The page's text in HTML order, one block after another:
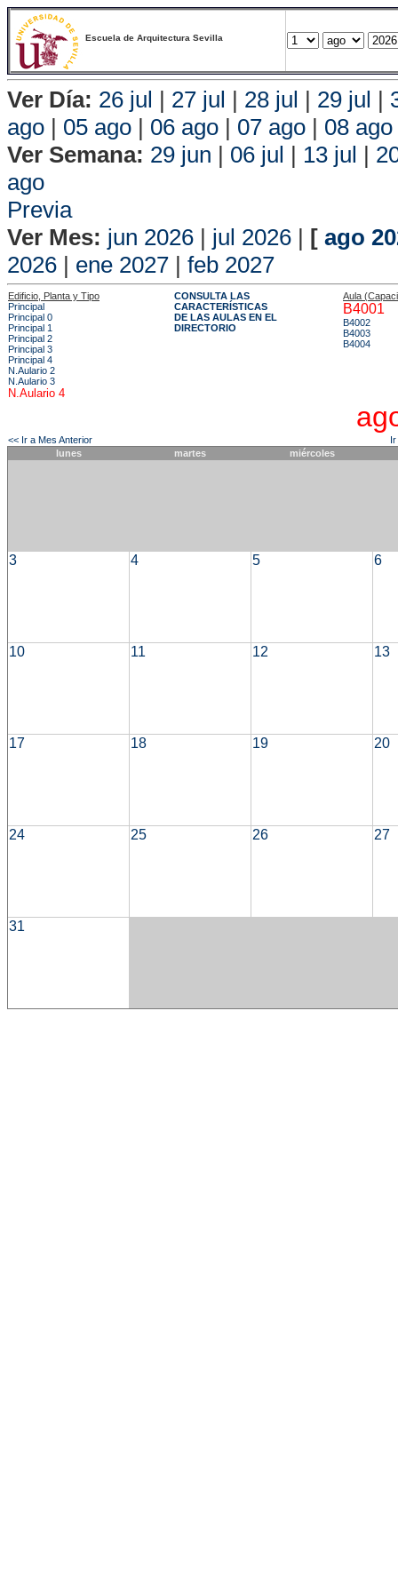
Escuela de Arquitectura Sevilla
Ver Día: 26 jul | 27 jul | 28 jul | 29 jul |
ago | 05 ago | 06 ago | 07 ago | 08 ago
Ver Semana: 29 jun | 06 jul | 13 jul |
ago
Previa
Ver Mes: jun 2026 | jul 2026 | [ ago
2026 | ene 2027 | feb 2027
Edificio, Planta y Tipo
Principal
Principal 0
Principal 1
Principal 2
Principal 3
Principal 4
N.Aulario 2
N.Aulario 3
N.Aulario 4
CONSULTA LAS
CARACTERÍSTICAS
DE LAS AULAS EN EL
DIRECTORIO
Aula
B4001
B4002
B4003
B4004
<< Ir a Mes Anterior
lunes
martes miércoles
3 4 5 6
10 11 12 13
17 18 19 20
24 25 26 27
31